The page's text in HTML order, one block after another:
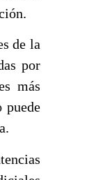
de la
por
más
puede